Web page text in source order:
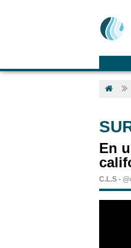
En
C.L.S -